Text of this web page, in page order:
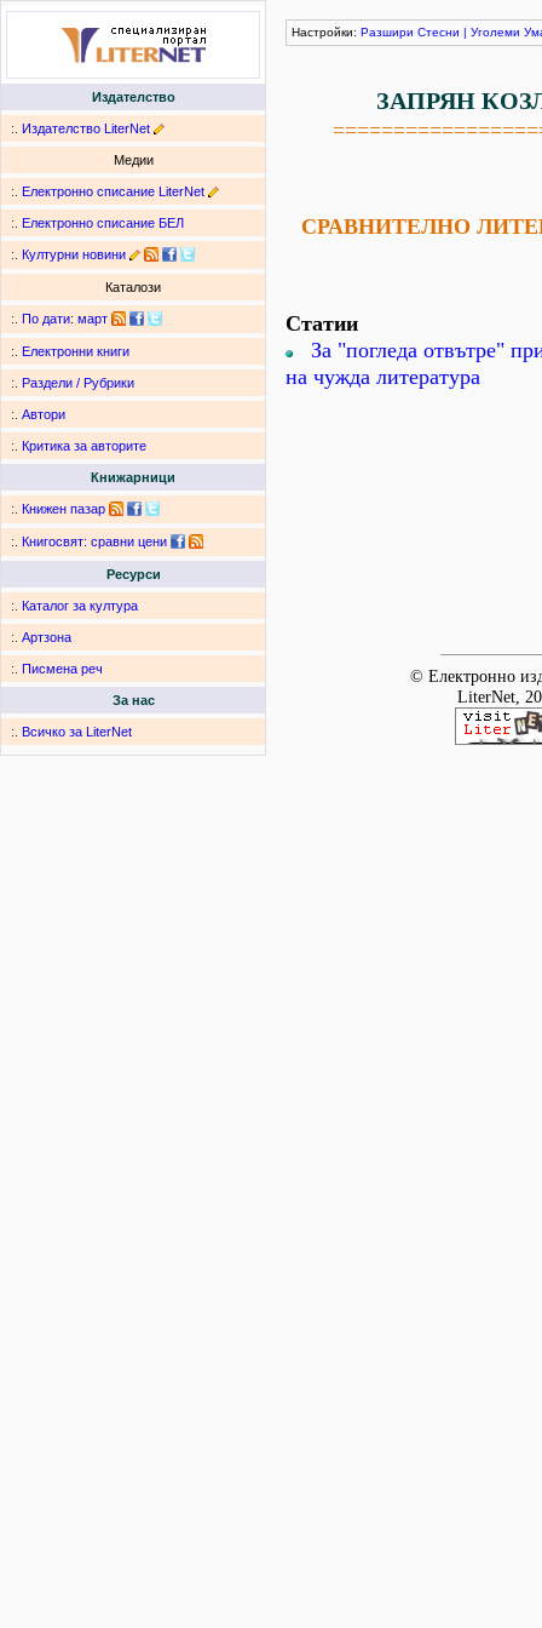
Издателство
:. Издателство LiterNet
Медии
:. Електронно списание LiterNet
:. Електронно списание БЕЛ
:. Културни новини
Каталози
:. По дати: март
:. Електронни книги
:. Раздели / Рубрики
:. Автори
:. Критика за авторите
Книжарници
:. Книжен пазар
:. Книгосвят: сравни цени
Ресурси
:. Каталог за култура
:. Артзона
:. Писмена реч
За нас
:. Всичко за LiterNet
Настройки: Разшири Стесни | Уголеми
ЗАПРЯН
СРАВНИТЕЛНО
Статии
За "погледа отвътре"
на чужда литература
© Електронно
LiterNet,